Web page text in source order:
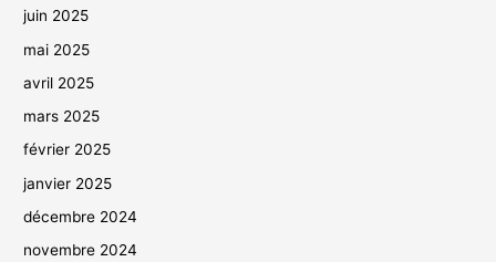
juin 2025
mai 2025
avril 2025
mars 2025
février 2025
janvier 2025
décembre 2024
novembre 2024